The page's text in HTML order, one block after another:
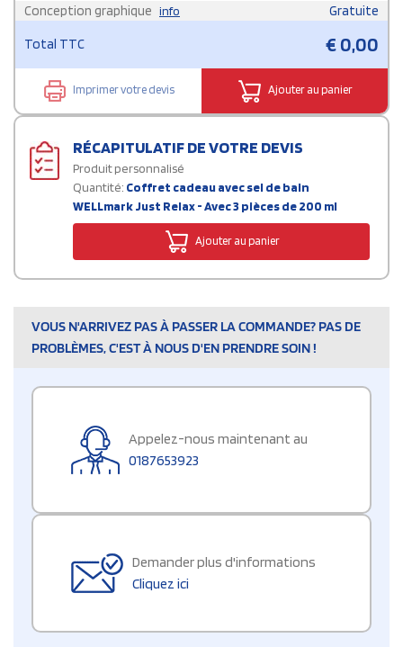
Conception graphique info Gratuite
Total TTC €0,00
Imprimer votre devis Ajouter au panier
RÉCAPITULATIF DE VOTRE DEVIS
Produit personnalisé
Quantité: Coffret cadeau avec sel de bain
WELLmark Just Relax - Avec 3 pièces de 200 ml
Ajouter au panier
VOUS N'ARRIVEZ PAS À PASSER LA COMMANDE? PAS DE
PROBLÈMES, C'EST À NOUS D'EN PRENDRE SOIN !
Appelez-nous maintenant au
0187653923
Demander plus d'informations
Cliquez ici